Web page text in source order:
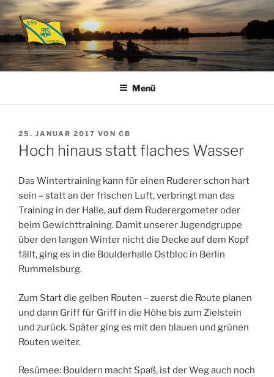
Zum
Inhalt
springen
ESV SCHMÖCKWITZ E.V.
Abteilung Rudern
Menü
VERÖFFENTLICHT
AM
25. JANUAR 2017 VON CB
Hoch hinaus statt flaches Wasser
Das Wintertraining kann für einen Ruderer schon hart
sein – statt an der frischen Luft, verbringt man das
Training in der Halle, auf dem Ruderergometer oder
beim Gewichttraining. Damit unserer Jugendgruppe
über den langen Winter nicht die Decke auf dem Kopf
fällt, ging es in die Boulderhalle Ostbloc in Berlin
Rummelsburg.
Zum Start die gelben Routen – zuerst die Route planen
und dann Griff für Griff in die Höhe bis zum Zielstein
und zurück. Später ging es mit den blauen und grünen
Routen weiter.
Resümee: Bouldern macht Spaß, ist der Weg auch noch